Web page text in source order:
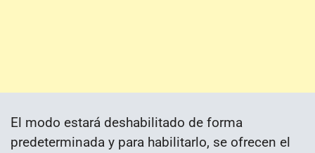
El modo estará deshabilitado de forma
predeterminada y para habilitarlo, se ofrecen el